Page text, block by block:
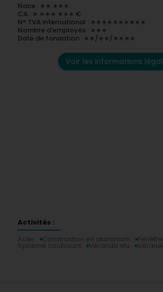
Nace : ∗∗.∗∗∗
CA : ∗ ∗∗∗ ∗∗∗ €
N° TVA international : ∗∗∗∗∗∗∗∗∗∗
Nombre d'employés : ∗∗∗
Date de fondation : ∗∗/∗∗/∗∗∗∗
Voir les informations
Activités :
Acier
Construction en aluminium
Système coulissant Véranda alu